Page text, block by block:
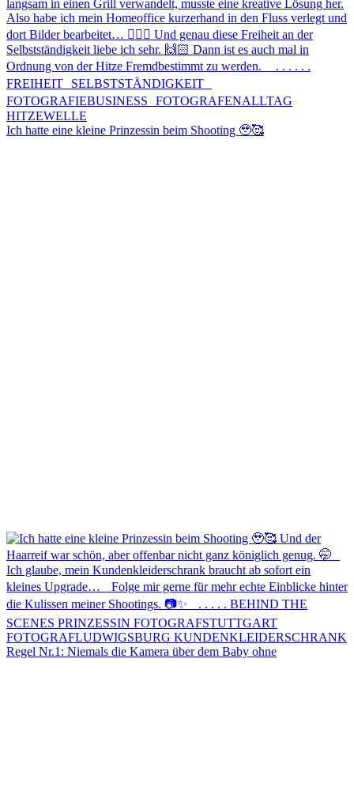
Ich hatte eine kleine Prinzessin beim Shooting 🥹🥰
Regel Nr.1: Niemals die Kamera über dem Baby ohne